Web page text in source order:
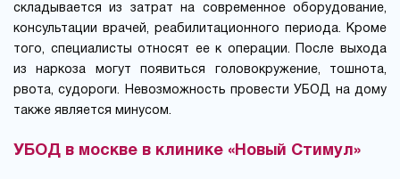
складывается из затрат на современное оборудование,
консультации врачей, реабилитационного периода. Кроме
того, специалисты относят ее к операции. После выхода
из наркоза могут появиться головокружение, тошнота,
рвота, судороги. Невозможность провести УБОД на дому
также является минусом.
УБОД в москве в клинике «Новый Стимул»